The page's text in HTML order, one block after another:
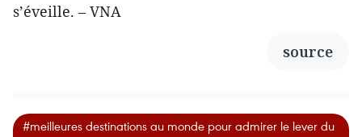
s’éveille. – VNA
source
#meilleures destinations au monde pour admirer le lever du